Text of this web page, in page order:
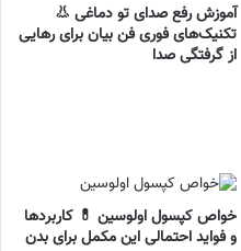
آموزش رفع صدای تو دماغی 👃
تکنیک‌های فوری فن بیان برای رهایی
از گرفتگی صدا
خواص کپسول اولوسین 💊 کاربردها
و فواید احتمالی این مکمل برای بدن